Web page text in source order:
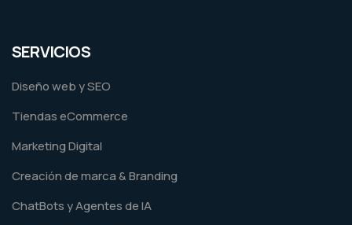
SERVICIOS
Diseño web y SEO
Tiendas eCommerce
Marketing Digital
Creación de marca & Branding
ChatBots y Agentes de IA